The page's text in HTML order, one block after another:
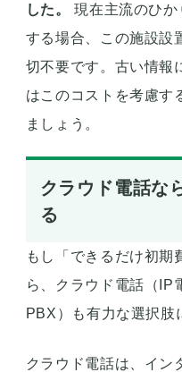
した。
現在主流のひ
する場合、この施設設
切不要です。古い情報
はこのコストを考慮す
ましょう。
クラウド電話な
る
もし「できるだけ初期
ら、クラウド電話（IP
PBX）も有力な選択肢
クラウド電話は、イン